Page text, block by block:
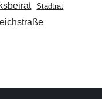
Stadtrat